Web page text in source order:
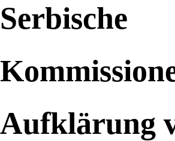
Serbische
Aufklärung